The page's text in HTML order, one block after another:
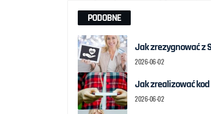
PODOBNE
Jak zrezygnować z
2026-06-02
Jak zrealizować
2026-06-02